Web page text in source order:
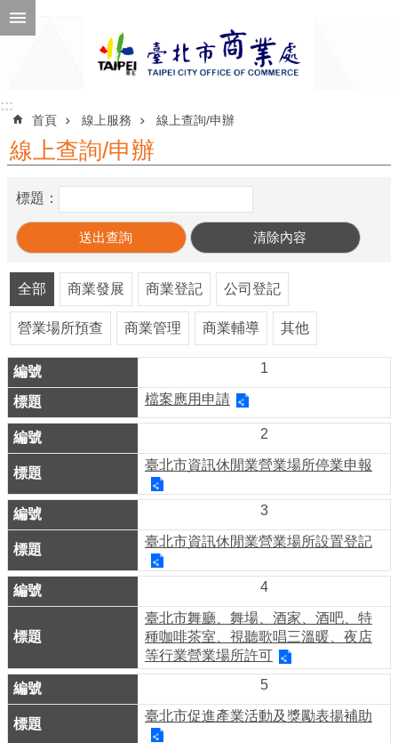
跳到主要內容區塊
訊
息
機
關
介
紹
業
務
資
訊
線
上
服
務
司
商
登
::::::
首頁 線上服務 線上查詢/申辦
線上查詢/申辦
標題：
全部 商業發展 商業登記 公司登記
營業場所預查 商業管理 商業輔導 其他
1
檔案應用申請
2
臺北市資訊休閒業營業場所停業申報
3
臺北市資訊休閒業營業場所設置登記
4
臺北市舞廳、舞場、酒家、酒吧、特
種咖啡茶室、視聽歌唱三溫暖、夜店
等行業營業場所許可
5
臺北市促進產業活動及獎勵表揚補助